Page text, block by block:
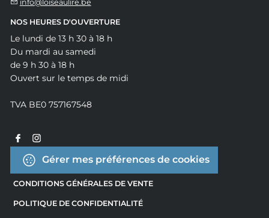
info@loiseaulire.be
NOS HEURES D'OUVERTURE
Le lundi de 13 h 30 à 18 h
Du mardi au samedi
de 9 h 30 à 18 h
Ouvert sur le temps de midi
TVA BE0 757167548
Gérer mes préférences de cookies
CONDITIONS GÉNÉRALES DE VENTE
POLITIQUE DE CONFIDENTIALITÉ